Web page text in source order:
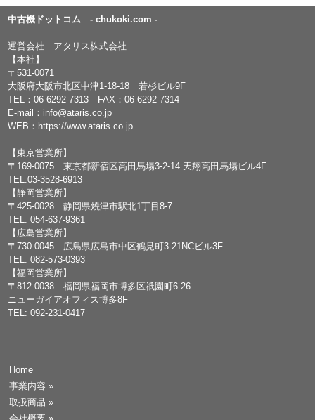
中古機ドットコム - chukoki.com -
運営会社 アタリス株式会社
【本社】
〒531-0071
大阪府大阪市北区中津1-18-18 若杉ビル9F
TEL：06-6292-7313 FAX：06-6292-7314
E-mail： info@ataris.co.jp
WEB： https://www.ataris.co.jp
【東京営業所】
〒169-0075 東京都新宿区高田馬場3-2-14 天翔高田馬場ビル4F
TEL:03-3528-6913
【静岡営業所】
〒425-0028 静岡県焼津市駅北1丁目8-7
TEL: 054-637-9361
【広島営業所】
〒730-0045 広島県広島市中区鶴見町3-21NCビル3F
TEL: 082-573-0393
【福岡営業所】
〒812-0038 福岡県福岡市博多区祇園町6-26
ニューガイアオフィス博多8F
TEL: 092-231-0417
Home
事業内容 »
取扱商品 »